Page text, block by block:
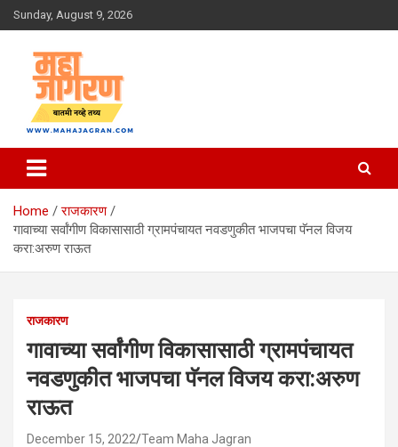
Skip
to
Sunday, August 9, 2026
महा जागरण
Home
राजकारण
गावाच्या सर्वांगीण विकासासाठी ग्रामपंचायत नवडणुकीत भाजपचा पॅनल विजय
करा:अरुण राऊत
राजकारण
गावाच्या सर्वांगीण विकासासाठी ग्रामपंचायत
नवडणुकीत भाजपचा पॅनल विजय करा:अरुण
राऊत
December 15, 2022 Team Maha Jagran